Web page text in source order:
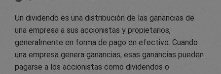
Un dividendo es una distribución de las ganancias de
una empresa a sus accionistas y propietarios,
generalmente en forma de pago en efectivo. Cuando
una empresa genera ganancias, esas ganancias pueden
pagarse a los accionistas como dividendos o